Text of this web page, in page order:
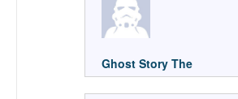
Ghost Story The